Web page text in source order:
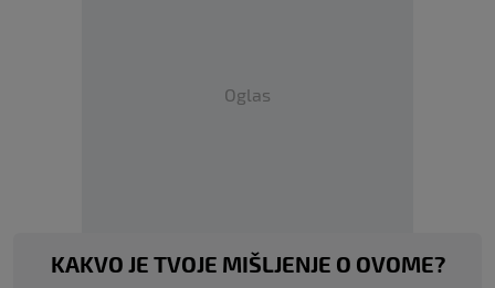
Oglas
KAKVO JE TVOJE MIŠLJENJE O OVOME?